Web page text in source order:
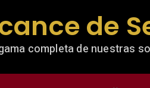
de
completa de nuestras